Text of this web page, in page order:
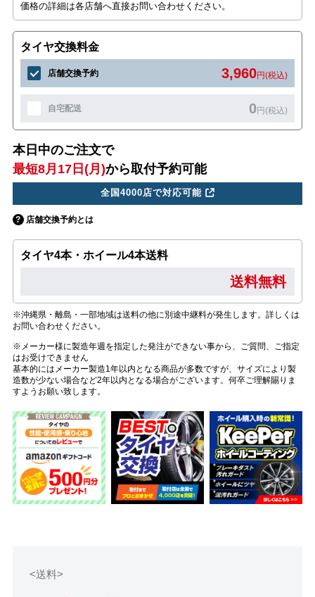
価格の詳細は各店舗へ直接お問い合わせください。
タイヤ交換料金
店舗交換予約 3,960円(税込)
自宅配送 0円(税込)
本日中のご注文で
最短8月17日(月)から取付予約可能
全国4000店で対応可能
店舗交換予約とは
タイヤ4本・ホイール4本送料
送料無料
※沖縄県・離島・一部地域は送料の他に別途中継料が発生します。詳しくは
お問い合わせください。
※メーカー様に製造年週を指定した発注ができない事から、ご質問、ご指定
はお受けできません
基本的にはメーカー製造1年以内となる商品が多数ですが、サイズにより製
造数が少ない場合など2年以内となる場合がございます。何卒ご理解賜りま
すようお願い致します。
<送料>